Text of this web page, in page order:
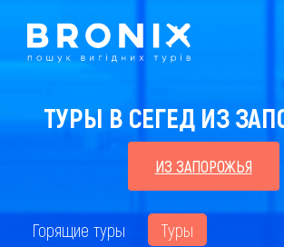
ТУРЫ В СЕГЕД ИЗ
ИЗ ЗАПОРОЖЬЯ
Горящие туры Туры